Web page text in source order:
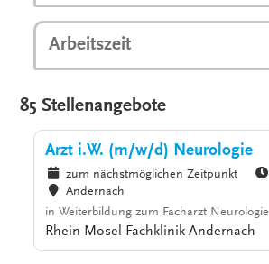
Arbeitszeit
85 Stellenangebote
Arzt i.W. (m/w/d) Neurologie
zum nächstmöglichen Zeitpunkt
Andernach
in Weiterbildung zum Facharzt Neurologie
Rhein-Mosel-Fachklinik Andernach